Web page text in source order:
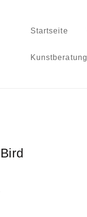
Startseite
Kunstberatung